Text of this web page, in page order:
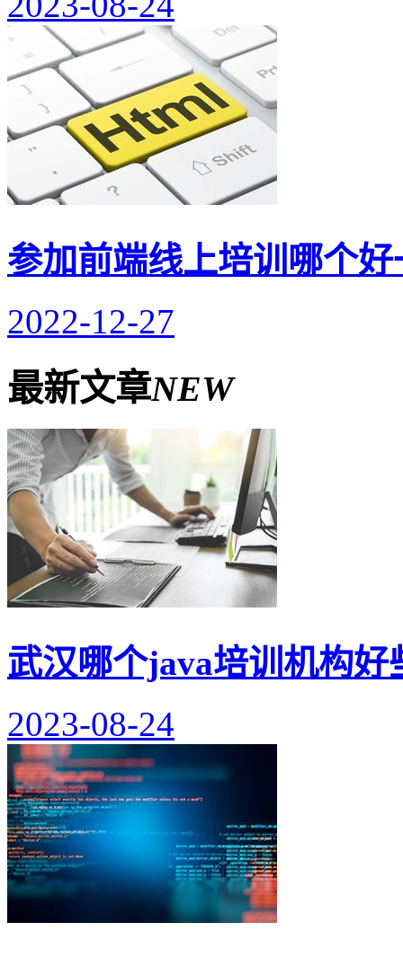
参加前端线上培训哪个好
2022-12-27
最新文章NEW
武汉哪个java培训机构好
2023-08-24